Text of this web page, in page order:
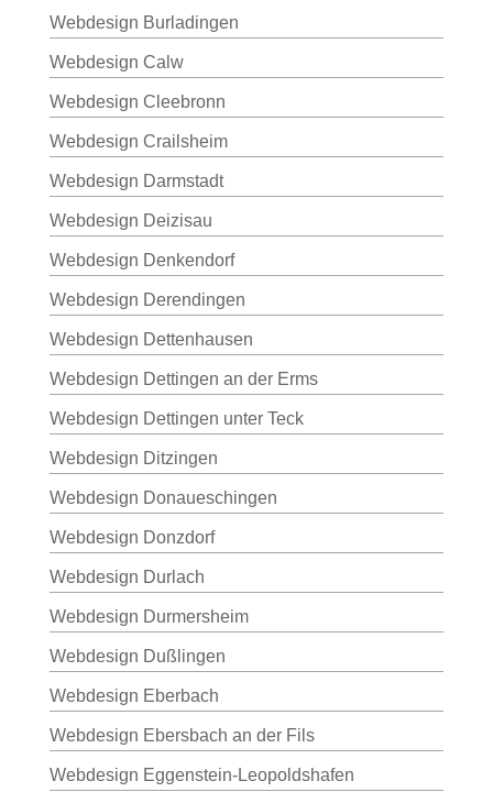
Webdesign Burladingen
Webdesign Calw
Webdesign Cleebronn
Webdesign Crailsheim
Webdesign Darmstadt
Webdesign Deizisau
Webdesign Denkendorf
Webdesign Derendingen
Webdesign Dettenhausen
Webdesign Dettingen an der Erms
Webdesign Dettingen unter Teck
Webdesign Ditzingen
Webdesign Donaueschingen
Webdesign Donzdorf
Webdesign Durlach
Webdesign Durmersheim
Webdesign Dußlingen
Webdesign Eberbach
Webdesign Ebersbach an der Fils
Webdesign Eggenstein-Leopoldshafen